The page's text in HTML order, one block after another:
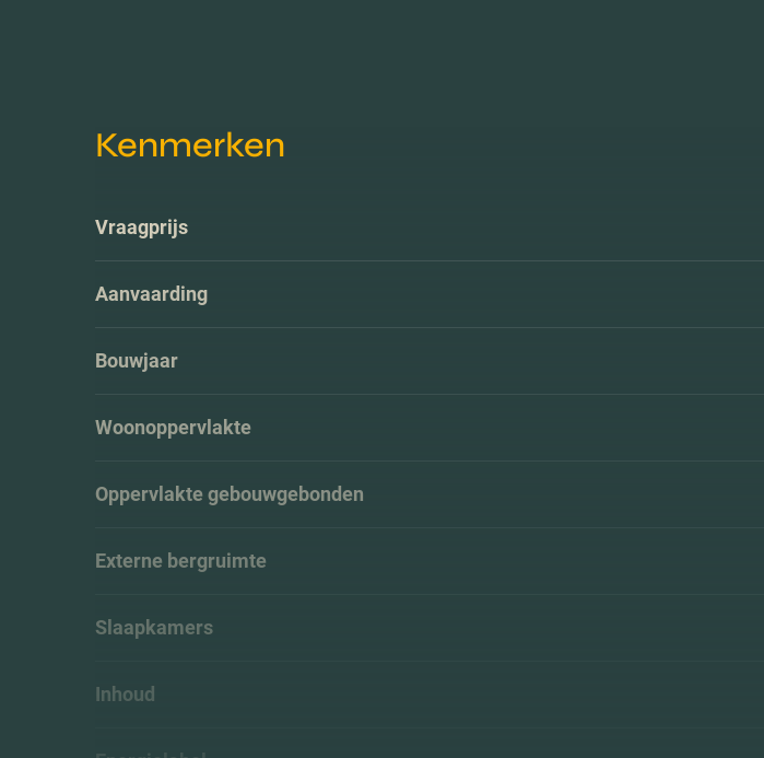
Kenmerken
Vraagprijs
Aanvaarding
Bouwjaar
Woonoppervlakte
Oppervlakte gebouwgebonden
Externe bergruimte
Slaapkamers
Inhoud